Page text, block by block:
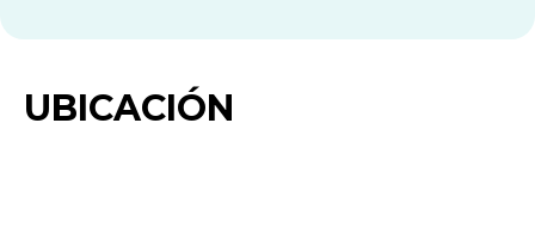
UBICACIÓN